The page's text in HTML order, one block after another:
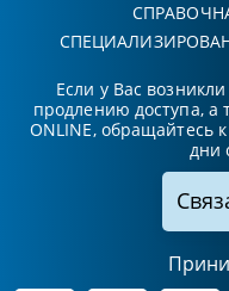
Если у Вас
продлению доступа, а
ONLINE, обращайтесь
дни